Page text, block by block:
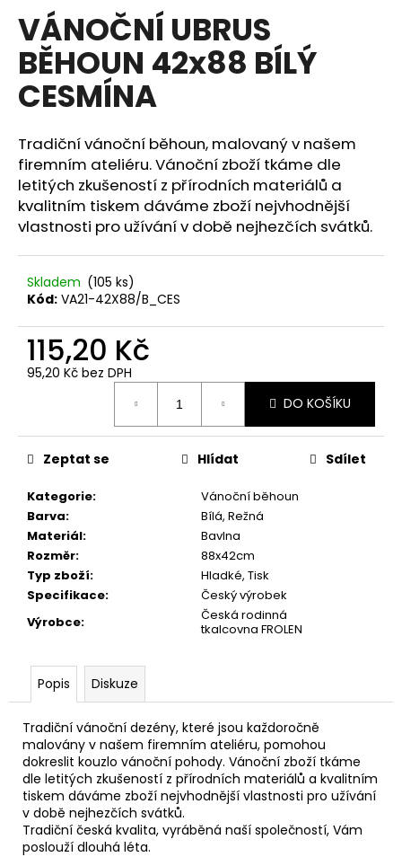
produktu
je
0,0
5
hvězdiček.
VÁNOČNÍ UBRUS
BĚHOUN 42x88 BÍLÝ
CESMÍNA
Tradiční vánoční běhoun, malovaný v našem
firemním ateliéru. Vánoční zboží tkáme dle
letitých zkušeností z přírodních materiálů a
kvalitním tiskem dáváme zboží nejvhodnější
vlastnosti pro užívání v době nejhezčích svátků.
Skladem (105 ks)
Kód: VA21-42X88/B_CES
115,20 Kč
95,20 Kč bez DPH
DO KOŠÍKU
Kategorie:
Vánoční běhoun
Barva:
Bílá, Režná
Materiál:
Bavlna
Rozměr:
88x42cm
Typ zboží:
Hladké, Tisk
Specifikace:
Český výrobek
Výrobce:
Česká rodinná
tkalcovna FROLEN
Zeptat se Hlídat Sdílet
Popis Diskuze
Tradiční vánoční dezény, které jsou každoročně
malovány v našem firemním ateliéru, pomohou
dokreslit kouzlo vánoční pohody. Vánoční zboží tkáme
dle letitých zkušeností z přírodních materiálů a kvalitním
tiskem dáváme zboží nejvhodnější vlastnosti pro užívání
v době nejhezčích svátků.
Tradiční česká kvalita, vyráběná naší společností, Vám
poslouží dlouhá léta.
a
j
í
t
?
HLEDAT
D
o
p
o
u
j
e
e
UTĚRKA
GLOSS
50X70
MODRÁ/BÍLÉ
PROUŽKY
100%LEN
Kč